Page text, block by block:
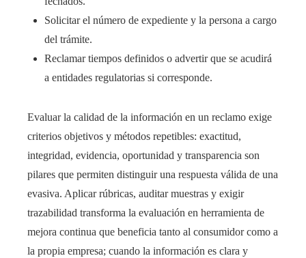
Solicitar el número de expediente y la persona a cargo
del trámite.
Reclamar tiempos definidos o advertir que se acudirá
a entidades regulatorias si corresponde.
Evaluar la calidad de la información en un reclamo exige
criterios objetivos y métodos repetibles: exactitud,
integridad, evidencia, oportunidad y transparencia son
pilares que permiten distinguir una respuesta válida de una
evasiva. Aplicar rúbricas, auditar muestras y exigir
trazabilidad transforma la evaluación en herramienta de
mejora continua que beneficia tanto al consumidor como a
la propia empresa; cuando la información es clara y